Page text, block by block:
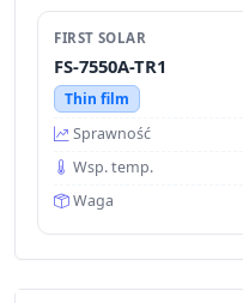
FIRST SOLAR
FS-7550A-TR1
Thin film
Sprawność
Wsp. temp.
Waga